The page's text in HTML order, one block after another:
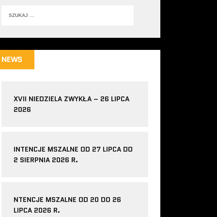
NEWS
XVII NIEDZIELA ZWYKŁA – 26 LIPCA
2026
INTENCJE MSZALNE OD 27 LIPCA DO
2 SIERPNIA 2026 R.
NTENCJE MSZALNE OD 20 DO 26
LIPCA 2026 R.